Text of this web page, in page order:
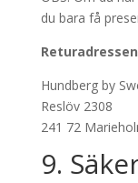
du bara få
Hundberg by
Reslöv 2308
241 72
9.